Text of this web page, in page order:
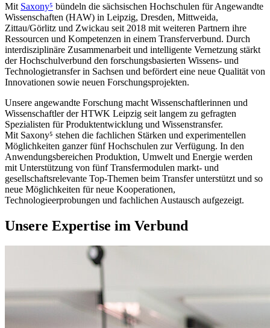
Mit Saxony⁵ bündeln die sächsischen Hochschulen für Angewandte
Wissenschaften (HAW) in Leipzig, Dresden, Mittweida,
Zittau/Görlitz und Zwickau seit 2018 mit weiteren Partnern ihre
Ressourcen und Kompetenzen in einem Transferverbund. Durch
interdisziplinäre Zusammenarbeit und intelligente Vernetzung stärkt
der Hochschulverbund den forschungsbasierten Wissens- und
Technologietransfer in Sachsen und befördert eine neue Qualität von
Innovationen sowie neuen Forschungsprojekten.
Unsere angewandte Forschung macht Wissenschaftlerinnen und
Wissenschaftler der HTWK Leipzig seit langem zu gefragten
Spezialisten für Produktentwicklung und Wissenstransfer.
Mit Saxony⁵ stehen die fachlichen Stärken und experimentellen
Möglichkeiten ganzer fünf Hochschulen zur Verfügung. In den
Anwendungsbereichen Produktion, Umwelt und Energie werden
mit Unterstützung von fünf Transfermodulen markt- und
gesellschaftsrelevante Top-Themen beim Transfer unterstützt und so
neue Möglichkeiten für neue Kooperationen,
Technologieerprobungen und fachlichen Austausch aufgezeigt.
Unsere Expertise im Verbund